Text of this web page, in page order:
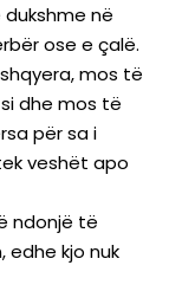
në
ose e çalë.
mos të
dhe mos të
për sa i
veshët apo
ndonjë të
edhe kjo nuk